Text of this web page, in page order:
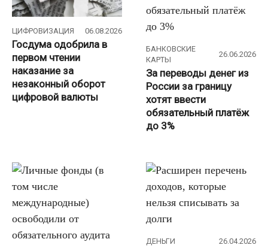
ЦИФРОВИЗАЦИЯ 06.08.2026
Госдума одобрила в
первом чтении
наказание за
незаконный оборот
цифровой валюты
БАНКОВСКИЕ
КАРТЫ
26.06.2026
За переводы денег из
России за границу
хотят ввести
обязательный платёж
до 3%
ДЕНЬГИ 26.04.2026